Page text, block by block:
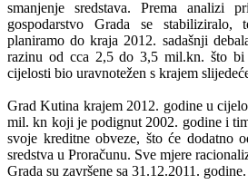
smanjenje sredstava. Prema analizi
gospodarstvo Grada se stabiliziralo,
planiramo do kraja 2012. sadašnji
razinu od cca 2,5 do 3,5 mil.kn. što
cijelosti bio uravnotežen s krajem
Grad Kutina krajem 2012. godine u
mil. kn koji je podignut 2002. godine i
svoje kreditne obveze, što će dodatno
sredstva u Proračunu. Sve mjere
Grada su završene sa 31.12.2011. godine.